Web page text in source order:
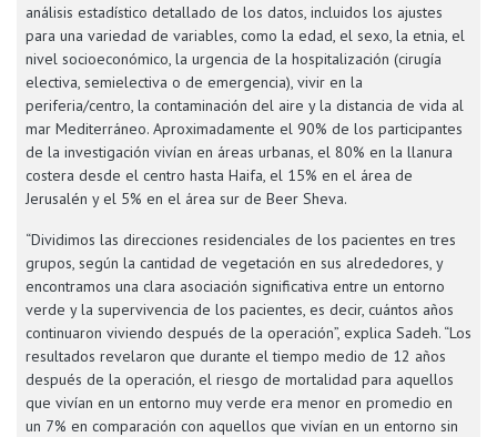
análisis estadístico detallado de los datos, incluidos los ajustes
para una variedad de variables, como la edad, el sexo, la etnia, el
nivel socioeconómico, la urgencia de la hospitalización (cirugía
electiva, semielectiva o de emergencia), vivir en la
periferia/centro, la contaminación del aire y la distancia de vida al
mar Mediterráneo. Aproximadamente el 90% de los participantes
de la investigación vivían en áreas urbanas, el 80% en la llanura
costera desde el centro hasta Haifa, el 15% en el área de
Jerusalén y el 5% en el área sur de Beer Sheva.
“Dividimos las direcciones residenciales de los pacientes en tres
grupos, según la cantidad de vegetación en sus alrededores, y
encontramos una clara asociación significativa entre un entorno
verde y la supervivencia de los pacientes, es decir, cuántos años
continuaron viviendo después de la operación”, explica Sadeh. “Los
resultados revelaron que durante el tiempo medio de 12 años
después de la operación, el riesgo de mortalidad para aquellos
que vivían en un entorno muy verde era menor en promedio en
un 7% en comparación con aquellos que vivían en un entorno sin